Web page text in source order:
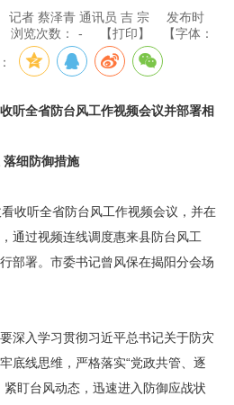
记者 蔡泽青 通讯员 吉 宗
发布时
浏览次数： - 【打印】 【字体：
全省防台风工作视频会议并部署相
细防御措施
听全省防台风工作视频会议，并在
通过视频连线调度惠来县防台风工
部署。市委书记曾风保在揭阳分会场
入学习贯彻习近平总书记关于防灾
底线思维，严格落实“党政共管、逐
盯台风动态，迅速进入防御应战状